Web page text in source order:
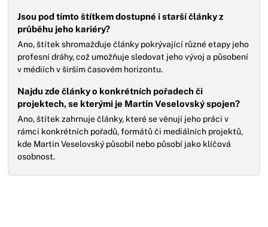
Jsou pod tímto štítkem dostupné i starší články z
průběhu jeho kariéry?
Ano, štítek shromažďuje články pokrývající různé etapy jeho
profesní dráhy, což umožňuje sledovat jeho vývoj a působení
v médiích v širším časovém horizontu.
Najdu zde články o konkrétních pořadech či
projektech, se kterými je Martin Veselovský spojen?
Ano, štítek zahrnuje články, které se věnují jeho práci v
rámci konkrétních pořadů, formátů či mediálních projektů,
kde Martin Veselovský působil nebo působí jako klíčová
osobnost.